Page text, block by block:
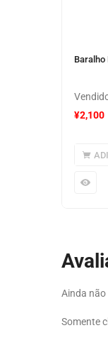
Baralho
¥2,100
Ainda não
Somente